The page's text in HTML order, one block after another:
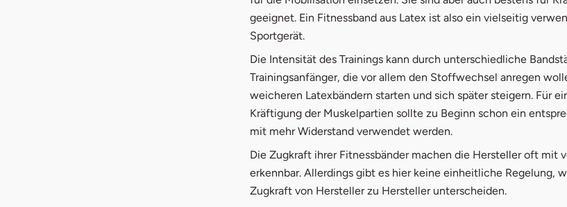
geeignet. Ein Fitnessband aus Latex ist also ein vielseitig
Sportgerät.
Die Intensität des Trainings kann durch unterschiedliche
Trainingsanfänger, die vor allem den Stoffwechsel anregen
weicheren Latexbändern starten und sich später steigern. Für
Kräftigung der Muskelpartien sollte zu Beginn schon ein
mit mehr Widerstand verwendet werden.
Die Zugkraft ihrer Fitnessbänder machen die Hersteller oft mit
erkennbar. Allerdings gibt es hier keine einheitliche Regelung,
Zugkraft von Hersteller zu Hersteller unterscheiden.